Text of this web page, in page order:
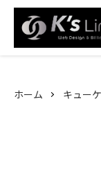
ホーム キュー